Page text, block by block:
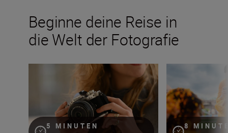
Beginne deine Reise in
die Welt der Fotografie
5 MINUTEN
DSLR vs. spiegellose Kameras: Warum spiegellos?
8